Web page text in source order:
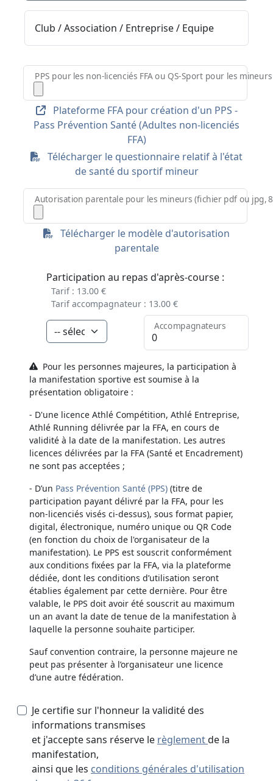
Club / Association / Entreprise / Equipe
PPS pour les non-licenciés FFA ou QS-Sport pour les
Plateforme FFA pour création d'un PPS -
Pass Prévention Santé (Adultes non-licenciés
FFA)
Télécharger le questionnaire relatif à l'état
de santé du sportif mineur
Autorisation parentale pour les mineurs (fichier pdf ou jpg,
Télécharger le modèle d'autorisation
parentale
Participation au repas d'après-course :
Tarif : 13.00 €
Tarif accompagnateur : 13.00 €
Accompagnateurs
Pour les personnes majeures, la participation à
la manifestation sportive est soumise à la
présentation obligatoire :
- D'une licence Athlé Compétition, Athlé Entreprise,
Athlé Running délivrée par la FFA, en cours de
validité à la date de la manifestation. Les autres
licences délivrées par la FFA (Santé et Encadrement)
ne sont pas acceptées ;
- D’un Pass Prévention Santé (PPS) (titre de
participation payant délivré par la FFA, pour les
non-licenciés visés ci-dessus), sous format papier,
digital, électronique, numéro unique ou QR Code
(en fonction du choix de l'organisateur de la
manifestation). Le PPS est souscrit conformément
aux conditions fixées par la FFA, via la plateforme
dédiée, dont les conditions d’utilisation seront
établies également par cette dernière. Pour être
valable, le PPS doit avoir été souscrit au maximum
un an avant la date de tenue de la manifestation à
laquelle la personne souhaite participer.
Sauf convention contraire, la personne majeure ne
peut pas présenter à l’organisateur une licence
d’une autre fédération.
Je certifie sur l'honneur la validité des
informations transmises
et j'accepte sans réserve le règlementde la
manifestation,
ainsi que les conditions générales d'utilisation